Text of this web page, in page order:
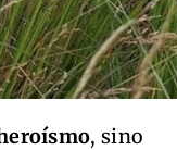
, sino